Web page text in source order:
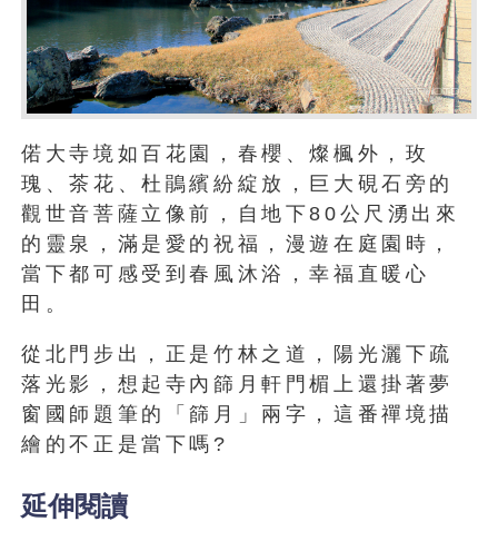
偌大寺境如百花園，春櫻、燦楓外，玫
瑰、茶花、杜鵑繽紛綻放，巨大硯石旁的
觀世音菩薩立像前，自地下80公尺湧出來
的靈泉，滿是愛的祝福，漫遊在庭園時，
當下都可感受到春風沐浴，幸福直暖心
田。
從北門步出，正是竹林之道，陽光灑下疏
落光影，想起寺內篩月軒門楣上還掛著夢
窗國師題筆的「篩月」兩字，這番禪境描
繪的不正是當下嗎?
延伸閱讀